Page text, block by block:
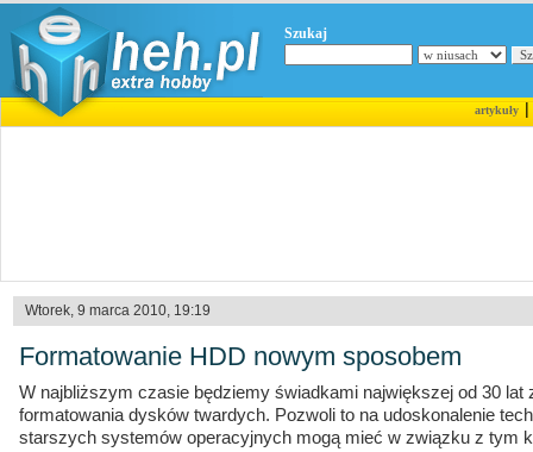
Szukaj
artykuły|
Wtorek, 9 marca 2010, 19:19
Formatowanie HDD nowym sposobem
W najbliższym czasie będziemy świadkami największej od 30 lat
formatowania dysków twardych. Pozwoli to na udoskonalenie
starszych systemów operacyjnych mogą mieć w związku z tym